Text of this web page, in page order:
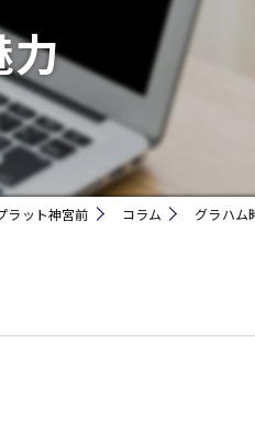
宝石
貴金属
指輪
力
ラット神宮前 コラム グラハム